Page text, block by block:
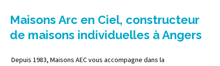
Maisons Arc en Ciel, constructeur
de maisons individuelles à Angers
Depuis 1983, Maisons AEC vous accompagne dans la